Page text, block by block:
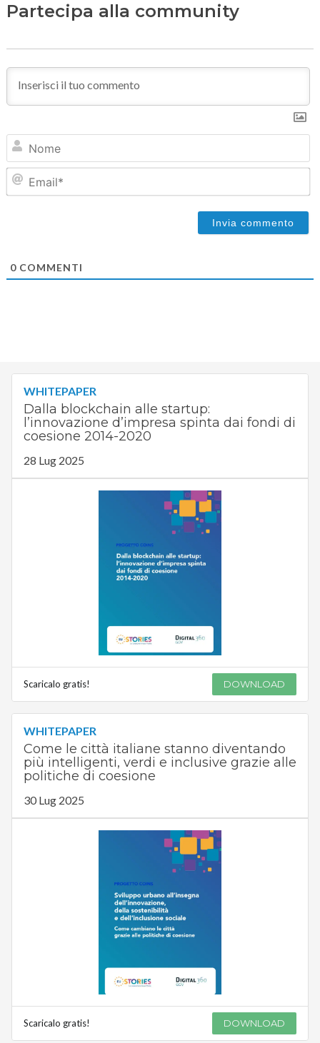
Partecipa alla community
0COMMENTI
WHITEPAPER
Dalla blockchain alle startup:
l’innovazione d’impresa spinta dai fondi di
coesione 2014-2020
28 Lug 2025
Scaricalo gratis! DOWNLOAD
WHITEPAPER
Come le città italiane stanno diventando
più intelligenti, verdi e inclusive grazie alle
politiche di coesione
30 Lug 2025
Scaricalo gratis! DOWNLOAD